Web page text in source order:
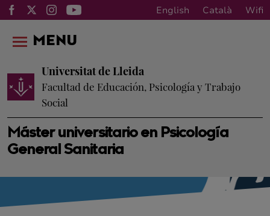
English Català Wifi
Máster universitario en Psicología
General Sanitaria
Universitat de Lleida
Facultad de Educación, Psicología y Trabajo
Social
MENU